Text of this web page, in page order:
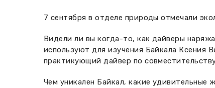
7 сентября в отделе природы отмечали
Видели ли вы когда-то, как дайверы
используют для изучения Байкала Ксения
практикующий дайвер по
Чем уникален Байкал, какие удивительные